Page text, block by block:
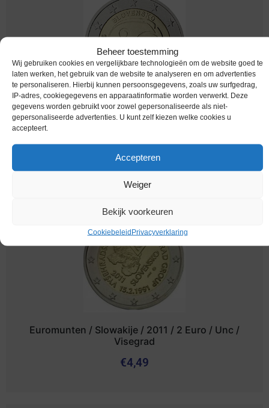
Beheer toestemming
Wij gebruiken cookies en vergelijkbare technologieën om de website goed te
laten werken, het gebruik van de website te analyseren en om advertenties
te personaliseren. Hierbij kunnen persoonsgegevens, zoals uw surfgedrag,
IP-adres, cookiegegevens en apparaatinformatie worden verwerkt. Deze
gegevens worden gebruikt voor zowel gepersonaliseerde als niet-
gepersonaliseerde advertenties. U kunt zelf kiezen welke cookies u
accepteert.
Accepteren
Weiger
Bekijk voorkeuren
CookiebeleidPrivacyverklaring
Euromunten / Slowakije / 2009 / 2 Euro / Unc /
€4,95
Euromunten / Slowakije / 2011 / 2 Euro / Unc /
Visegrad
€4,49